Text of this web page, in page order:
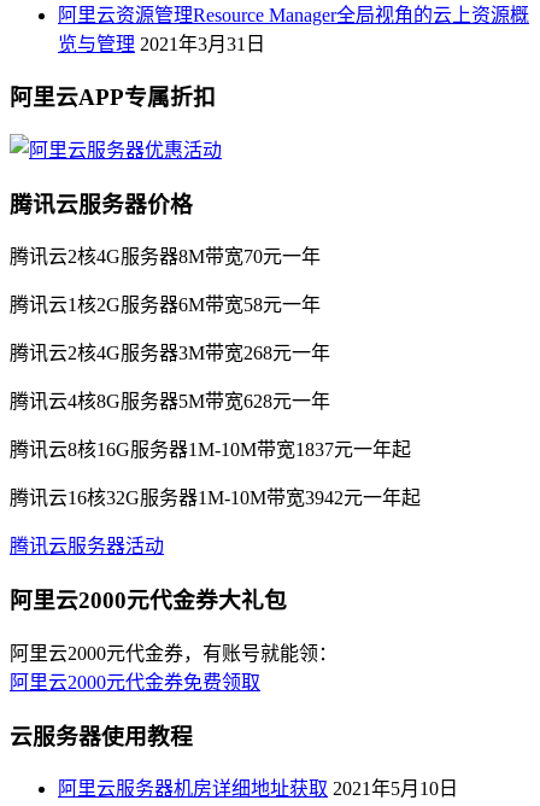
阿里云资源管理Resource Manager全局视角的云上资源概
览与管理 2021年3月31日
阿里云APP专属折扣
腾讯云服务器价格
腾讯云2核4G服务器8M带宽70元一年
腾讯云1核2G服务器6M带宽58元一年
腾讯云2核4G服务器3M带宽268元一年
腾讯云4核8G服务器5M带宽628元一年
腾讯云8核16G服务器1M-10M带宽1837元一年起
腾讯云16核32G服务器1M-10M带宽3942元一年起
腾讯云服务器活动
阿里云2000元代金券大礼包
阿里云2000元代金券，有账号就能领：
阿里云2000元代金券免费领取
云服务器使用教程
阿里云服务器机房详细地址获取 2021年5月10日